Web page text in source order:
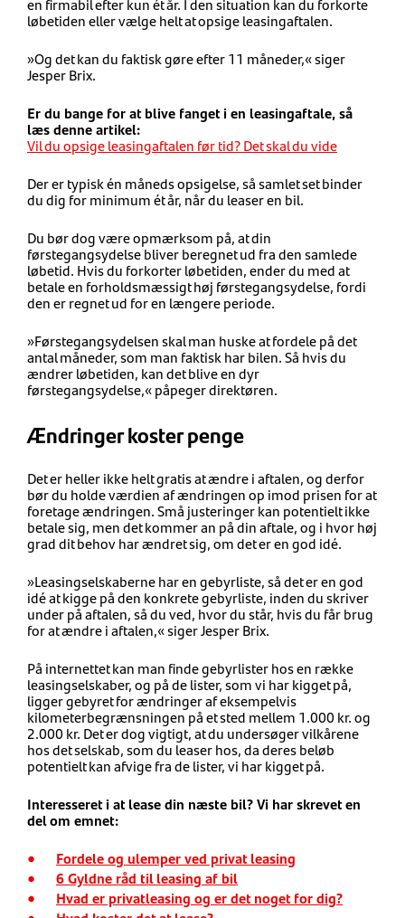
en firmabil efter kun ét år. I den situation kan du forkorte
løbetiden eller vælge helt at opsige leasingaftalen.
»Og det kan du faktisk gøre efter 11 måneder,« siger
Jesper Brix.
Er du bange for at blive fanget i en leasingaftale, så
læs denne artikel:
Vil du opsige leasingaftalen før tid? Det skal du vide
Der er typisk én måneds opsigelse, så samlet set binder
du dig for minimum ét år, når du leaser en bil.
Du bør dog være opmærksom på, at din
førstegangsydelse bliver beregnet ud fra den samlede
løbetid. Hvis du forkorter løbetiden, ender du med at
betale en forholdsmæssigt høj førstegangsydelse, fordi
den er regnet ud for en længere periode.
»Førstegangsydelsen skal man huske at fordele på det
antal måneder, som man faktisk har bilen. Så hvis du
ændrer løbetiden, kan det blive en dyr
førstegangsydelse,« påpeger direktøren.
Ændringer koster penge
Det er heller ikke helt gratis at ændre i aftalen, og derfor
bør du holde værdien af ændringen op imod prisen for at
foretage ændringen. Små justeringer kan potentielt ikke
betale sig, men det kommer an på din aftale, og i hvor høj
grad dit behov har ændret sig, om det er en god idé.
»Leasingselskaberne har en gebyrliste, så det er en god
idé at kigge på den konkrete gebyrliste, inden du skriver
under på aftalen, så du ved, hvor du står, hvis du får brug
for at ændre i aftalen,« siger Jesper Brix.
På internettet kan man finde gebyrlister hos en række
leasingselskaber, og på de lister, som vi har kigget på,
ligger gebyret for ændringer af eksempelvis
kilometerbegrænsningen på et sted mellem 1.000 kr. og
2.000 kr. Det er dog vigtigt, at du undersøger vilkårene
hos det selskab, som du leaser hos, da deres beløb
potentielt kan afvige fra de lister, vi har kigget på.
Interesseret i at lease din næste bil? Vi har skrevet en
del om emnet:
Fordele og ulemper ved privat leasing
6 Gyldne råd til leasing af bil
Hvad er privatleasing og er det noget for dig?